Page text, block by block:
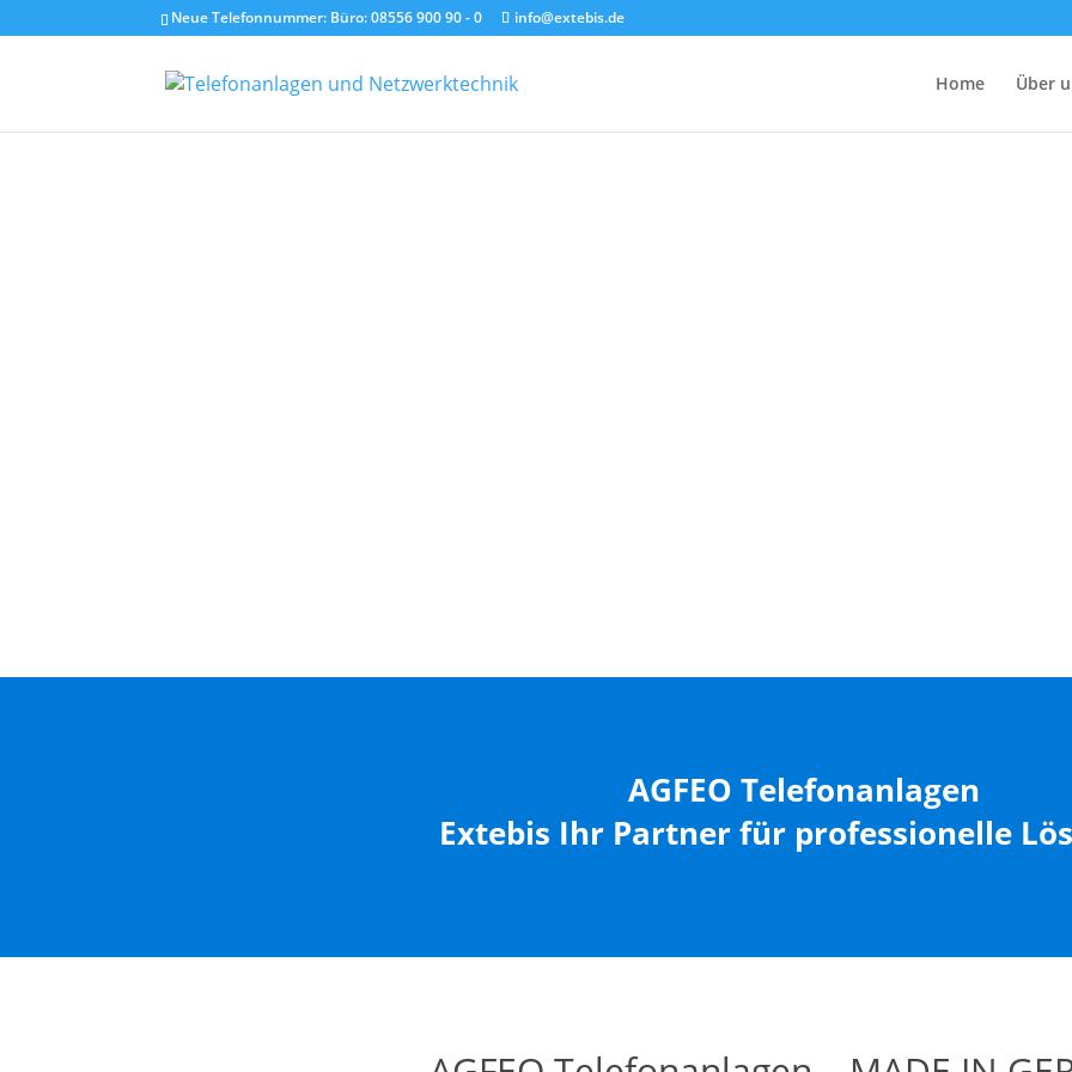
Neue Telefonnummer: Büro:08556 900 90 - 0 info@extebis.de
Home Über
AGFEO Telefonanlagen
Extebis Ihr Partner für professionelle